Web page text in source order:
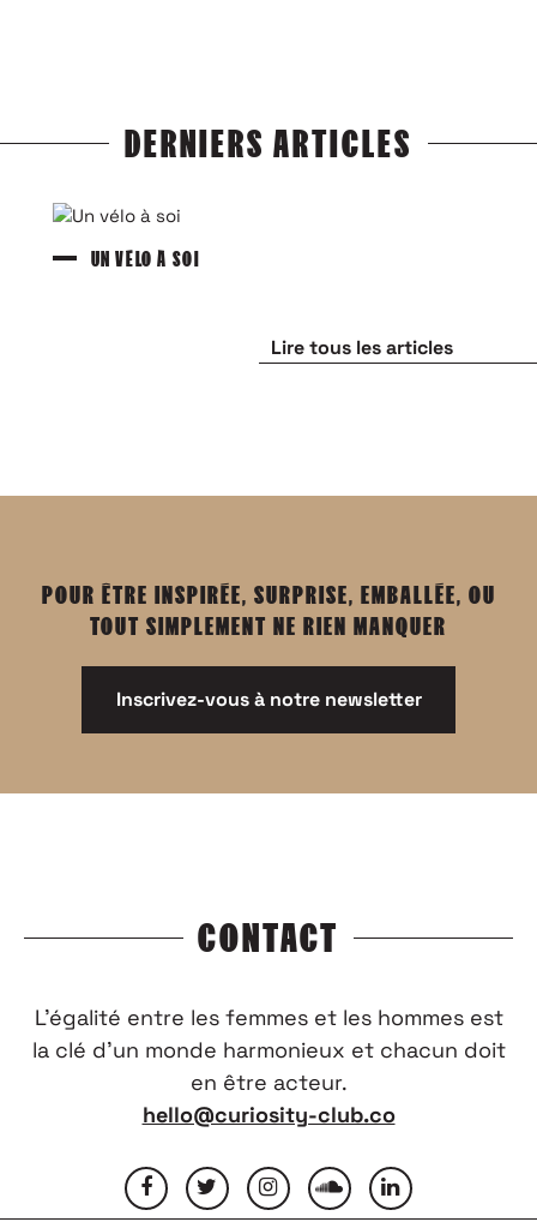
DERNIERS ARTICLES
UN VÉLO À SOI
Lire tous les articles
POUR ÊTRE INSPIRÉE, SURPRISE, EMBALLÉE, OU
TOUT SIMPLEMENT NE RIEN MANQUER
Inscrivez-vous à notre newsletter
CONTACT
L’égalité entre les femmes et les hommes est
la clé d’un monde harmonieux et chacun doit
en être acteur.
hello@curiosity-club.co